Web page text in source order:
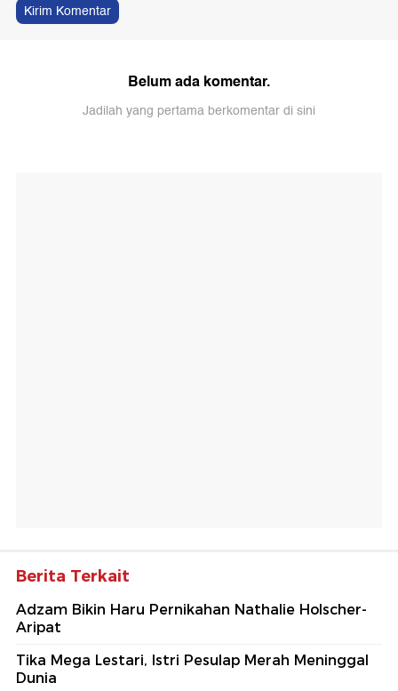
Kirim Komentar
Belum ada komentar.
Jadilah yang pertama berkomentar di sini
Berita Terkait
Adzam Bikin Haru Pernikahan Nathalie Holscher-
Aripat
Tika Mega Lestari, Istri Pesulap Merah Meninggal
Dunia